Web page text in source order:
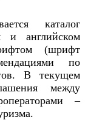
каталог
и английском
(шрифт
по
В текущем
между
–